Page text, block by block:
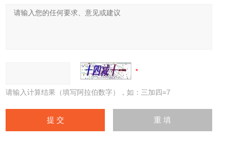
请输入计算结果（填写阿拉伯数字），如：三加四=7